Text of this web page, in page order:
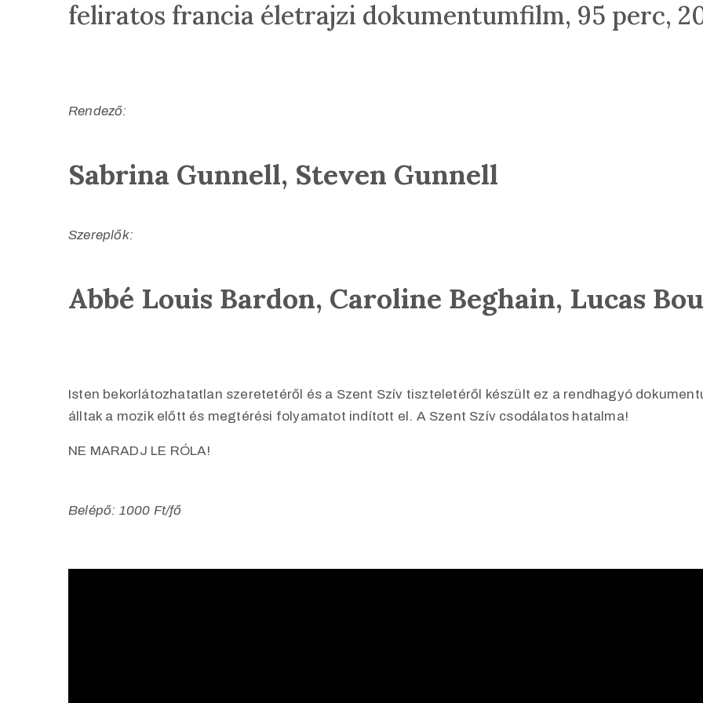
feliratos francia életrajzi dokumentumfilm, 95 perc,
Rendező:
Sabrina Gunnell, Steven Gunnell
Szereplők:
Abbé Louis Bardon, Caroline Beghain, Lucas
Isten bekorlátozhatatlan szeretetéről és a Szent Szív tiszteletéről készült ez a rendhagyó
álltak a mozik előtt és megtérési folyamatot indított el. A Szent Szív csodálatos hatalma!
NE MARADJ LE RÓLA!
Belépő: 1000 Ft/fő